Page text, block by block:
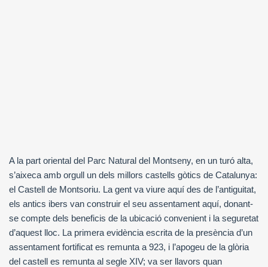
A la part oriental del Parc Natural del Montseny, en un turó alta,
s’aixeca amb orgull un dels millors castells gòtics de Catalunya:
el Castell de Montsoriu. La gent va viure aquí des de l’antiguitat,
els antics ibers van construir el seu assentament aquí, donant-
se compte dels beneficis de la ubicació convenient i la seguretat
d’aquest lloc. La primera evidència escrita de la presència d’un
assentament fortificat es remunta a 923, i l’apogeu de la glòria
del castell es remunta al segle XIV; va ser llavors quan